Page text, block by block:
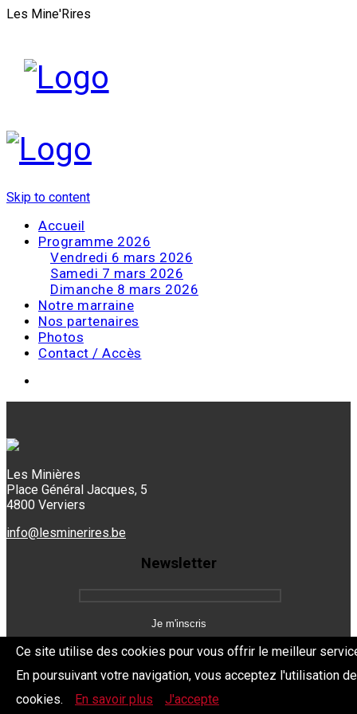
Les Mine'Rires
Skip to content
Accueil
Programme 2026
Vendredi 6 mars 2026
Samedi 7 mars 2026
Dimanche 8 mars 2026
Notre marraine
Nos partenaires
Photos
Contact / Accès
Les Minières
Place Général Jacques, 5
4800 Verviers
info@lesminerires.be
Newsletter
Copyright 2026 Les Mine'Rires - Politique de confidentialité
Ce site utilise des cookies pour vous offrir le meilleur
En poursuivant votre navigation, vous acceptez l'utilisation
cookies.
En savoir plus J'accepte